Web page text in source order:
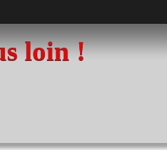
loin !